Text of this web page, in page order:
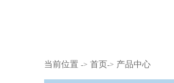
当前位置 -> 首页-> 产品中心